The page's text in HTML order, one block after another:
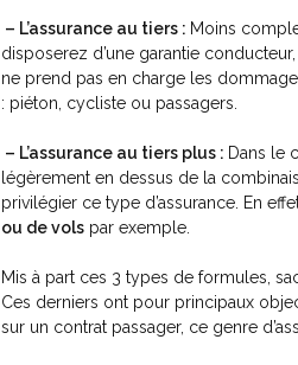
– L’assurance au tiers : Moins
disposerez d’une garantie
ne prend pas en charge les
: piéton, cycliste ou passagers.
– L’assurance au tiers plus : Dans le
légèrement en dessus de la
privilégier ce type d’assurance. En
ou de vols par exemple.
Mis à part ces 3 types de formules,
Ces derniers ont pour principaux
sur un contrat passager, ce genre